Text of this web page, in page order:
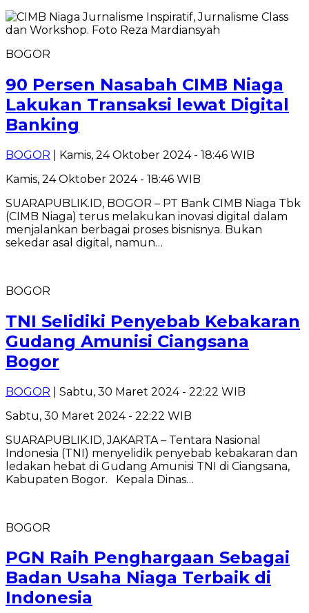
BOGOR
90 Persen Nasabah CIMB Niaga
Lakukan Transaksi lewat Digital
Banking
BOGOR | Kamis, 24 Oktober 2024 - 18:46 WIB
Kamis, 24 Oktober 2024 - 18:46 WIB
SUARAPUBLIK.ID, BOGOR – PT Bank CIMB Niaga Tbk
(CIMB Niaga) terus melakukan inovasi digital dalam
menjalankan berbagai proses bisnisnya. Bukan
sekedar asal digital, namun…
BOGOR
TNI Selidiki Penyebab Kebakaran
Gudang Amunisi Ciangsana
Bogor
BOGOR | Sabtu, 30 Maret 2024 - 22:22 WIB
Sabtu, 30 Maret 2024 - 22:22 WIB
SUARAPUBLIK.ID, JAKARTA – Tentara Nasional
Indonesia (TNI) menyelidik penyebab kebakaran dan
ledakan hebat di Gudang Amunisi TNI di Ciangsana,
Kabupaten Bogor. Kepala Dinas…
BOGOR
PGN Raih Penghargaan Sebagai
Badan Usaha Niaga Terbaik di
Indonesia